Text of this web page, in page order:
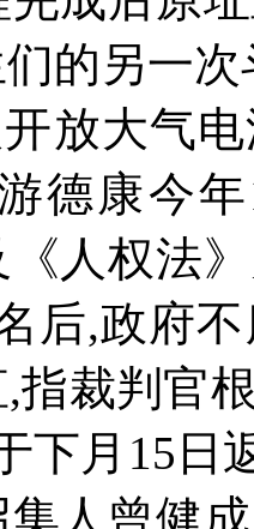
的另一次
放大气
德康今年
《人权法
后,政府
指裁判官
下月 15 日
人曾健